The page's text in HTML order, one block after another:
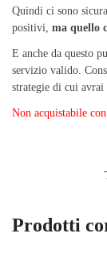
Quindi ci sono
positivi, ma quello
E anche da questo
servizio valido.
strategie di cui
Non acquistabile
Prodotti